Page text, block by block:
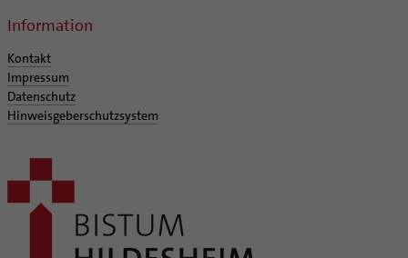
Information
Kontakt
Impressum
Datenschutz
Hinweisgeberschutzsystem